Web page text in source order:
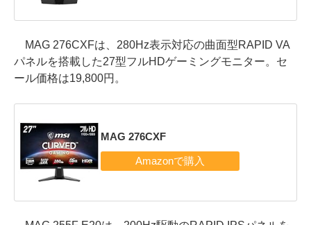
MAG 276CXFは、280Hz表示対応の曲面型RAPID VA
パネルを搭載した27型フルHDゲーミングモニター。セ
ール価格は19,800円。
MAG 276CXF